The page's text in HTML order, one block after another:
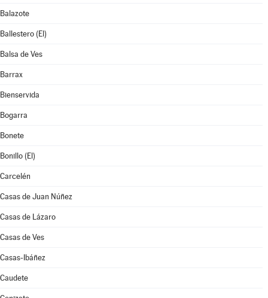
Balazote
Ballestero (El)
Balsa de Ves
Barrax
Bienservida
Bogarra
Bonete
Bonillo (El)
Carcelén
Casas de Juan Núñez
Casas de Lázaro
Casas de Ves
Casas-Ibáñez
Caudete